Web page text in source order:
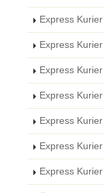
Express
Express
Express
Express
Express
Express
Express